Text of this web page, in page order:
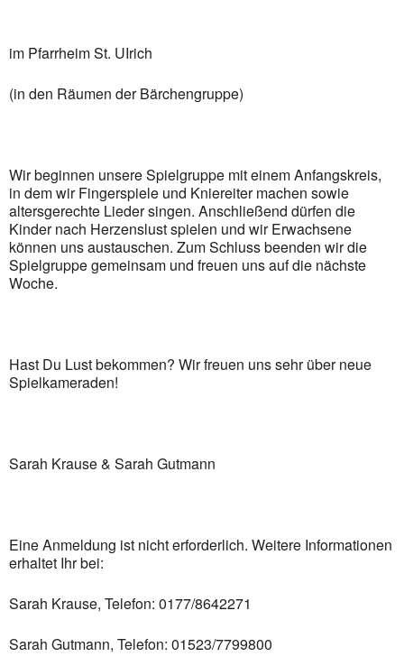
im Pfarrheim St. UIrich
(in den Räumen der Bärchengruppe)
Wir beginnen unsere Spielgruppe mit einem Anfangskreis,
in dem wir Fingerspiele und Kniereiter machen sowie
altersgerechte Lieder singen. Anschließend dürfen die
Kinder nach Herzenslust spielen und wir Erwachsene
können uns austauschen. Zum Schluss beenden wir die
Spielgruppe gemeinsam und freuen uns auf die nächste
Woche.
Hast Du Lust bekommen? Wir freuen uns sehr über neue
Spielkameraden!
Sarah Krause & Sarah Gutmann
Eine Anmeldung ist nicht erforderlich. Weitere Informationen
erhaltet Ihr bei:
Sarah Krause, Telefon: 0177/8642271
Sarah Gutmann, Telefon: 01523/7799800